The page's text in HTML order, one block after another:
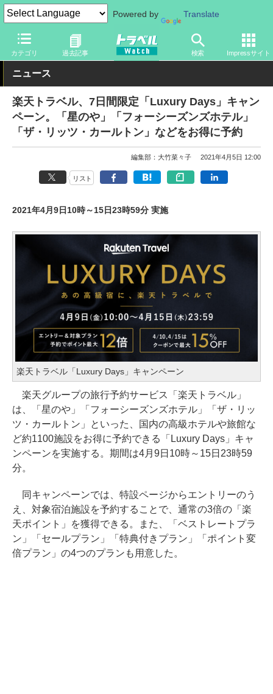
Powered by Translate
カテゴリ 過去記事 検索 Impressサイト
トラベル Watch 旅の情報 書籍・Web Webサイト
ニュース
楽天トラベル、7日間限定「Luxury Days」キャン
ペーン。「星のや」「フォーシーズンズホテル」
「ザ・リッツ・カールトン」などをお得に予約
編集部：大竹菜々子 2021年4月5日 12:00
リスト
2021年4月9日10時～15日23時59分 実施
楽天トラベル「Luxury Days」キャンペーン
楽天グループの旅行予約サービス「楽天トラベル」
は、「星のや」「フォーシーズンズホテル」「ザ・リッ
ツ・カールトン」といった、国内の高級ホテルや旅館な
ど約1100施設をお得に予約できる「Luxury Days」キャ
ンペーンを実施する。期間は4月9日10時～15日23時59
分。
同キャンペーンでは、特設ページからエントリーのう
え、対象宿泊施設を予約することで、通常の3倍の「楽
天ポイント」を獲得できる。また、「ベストレートプラ
ン」「セールプラン」「特典付きプラン」「ポイント変
倍プラン」の4つのプランも用意した。